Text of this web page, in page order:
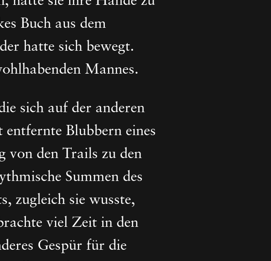
Buch aus dem
hatte sich bewegt.
Mannes.
sich auf der anderen
entfernte Blubbern eines
von den Trails zu den
Summen des
zugleich sie wusste,
viel Zeit in den
Gespür für die